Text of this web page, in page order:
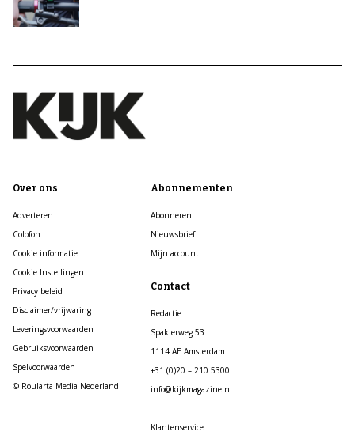
Over ons
Adverteren
Colofon
Cookie informatie
Cookie Instellingen
Privacy beleid
Disclaimer/vrijwaring
Leveringsvoorwaarden
Gebruiksvoorwaarden
Spelvoorwaarden
© Roularta Media Nederland
Abonnementen
Abonneren
Nieuwsbrief
Mijn account
Contact
Redactie
Spaklerweg 53
1114 AE Amsterdam
+31 (0)20 – 210 5300
info@kijkmagazine.nl
Klantenservice